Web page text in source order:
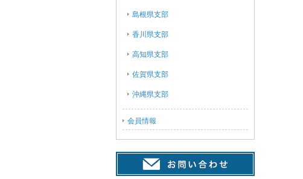
島根県支部
香川県支部
高知県支部
佐賀県支部
沖縄県支部
会員情報